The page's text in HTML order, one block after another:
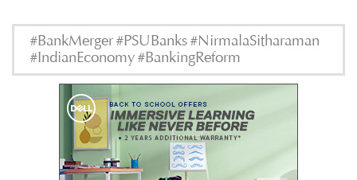
#BankMerger #PSUBanks #NirmalaSitharaman
#IndianEconomy #BankingReform